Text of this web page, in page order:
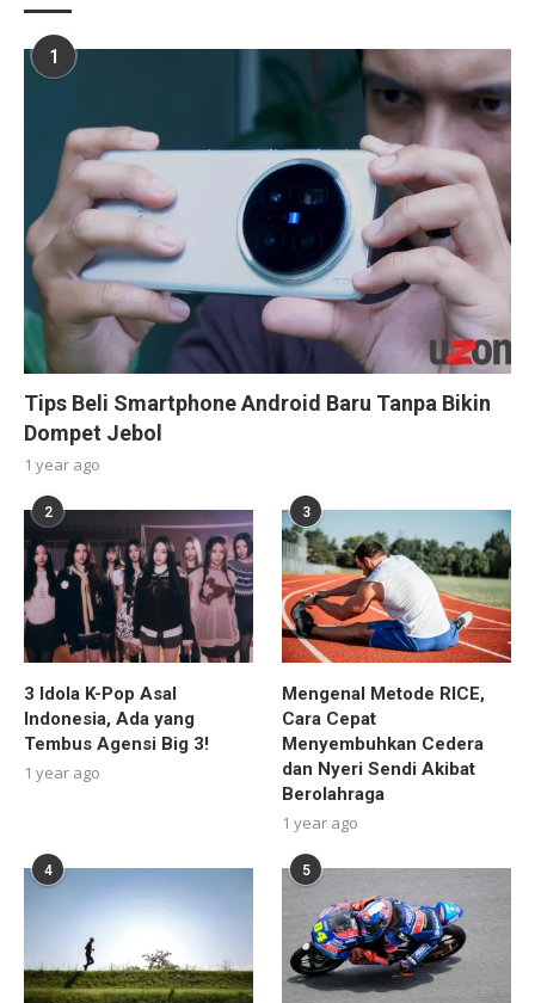
1
Tips Beli Smartphone Android Baru Tanpa Bikin
Dompet Jebol
1 year ago
2
3 Idola K-Pop Asal
Indonesia, Ada yang
Tembus Agensi Big 3!
1 year ago
3
Mengenal Metode RICE,
Cara Cepat
Menyembuhkan Cedera
dan Nyeri Sendi Akibat
Berolahraga
1 year ago
4 5